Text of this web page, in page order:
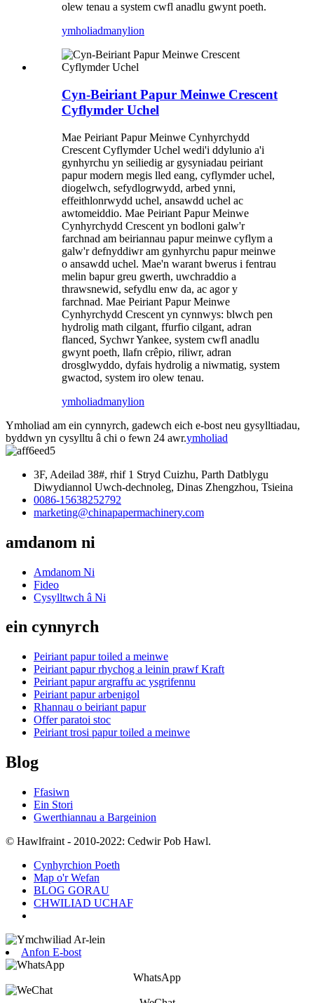
olew tenau a system cwfl anadlu gwynt poeth.
ymholiadmanylion
Cyn-Beiriant Papur Meinwe Crescent
Cyflymder Uchel
Mae Peiriant Papur Meinwe Cynhyrchydd
Crescent Cyflymder Uchel wedi'i ddylunio a'i
gynhyrchu yn seiliedig ar gysyniadau peiriant
papur modern megis lled eang, cyflymder uchel,
diogelwch, sefydlogrwydd, arbed ynni,
effeithlonrwydd uchel, ansawdd uchel ac
awtomeiddio. Mae Peiriant Papur Meinwe
Cynhyrchydd Crescent yn bodloni galw'r
farchnad am beiriannau papur meinwe cyflym a
galw'r defnyddiwr am gynhyrchu papur meinwe
o ansawdd uchel. Mae'n warant bwerus i fentrau
melin bapur greu gwerth, uwchraddio a
thrawsnewid, sefydlu enw da, ac agor y
farchnad. Mae Peiriant Papur Meinwe
Cynhyrchydd Crescent yn cynnwys: blwch pen
hydrolig math cilgant, ffurfio cilgant, adran
flanced, Sychwr Yankee, system cwfl anadlu
gwynt poeth, llafn crêpio, riliwr, adran
drosglwyddo, dyfais hydrolig a niwmatig, system
gwactod, system iro olew tenau.
ymholiadmanylion
Ymholiad am ein cynnyrch, gadewch eich e-bost neu gysylltiadau,
byddwn yn cysylltu â chi o fewn 24 awr.ymholiad
3F, Adeilad 38#, rhif 1 Stryd Cuizhu, Parth Datblygu
Diwydiannol Uwch-dechnoleg, Dinas Zhengzhou, Tsieina
0086-15638252792
marketing@chinapapermachinery.com
amdanom ni
Amdanom Ni
Fideo
Cysylltwch â Ni
ein cynnyrch
Peiriant papur toiled a meinwe
Peiriant papur rhychog a leinin prawf Kraft
Peiriant papur argraffu ac ysgrifennu
Peiriant papur arbenigol
Rhannau o beiriant papur
Offer paratoi stoc
Peiriant trosi papur toiled a meinwe
Blog
Ffasiwn
Ein Stori
Gwerthiannau a Bargeinion
© Hawlfraint - 2010-2022: Cedwir Pob Hawl.
Cynhyrchion Poeth
Map o'r Wefan
BLOG GORAU
CHWILIAD UCHAF
Anfon E-bost
WhatsApp